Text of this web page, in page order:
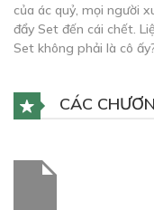
của ác quỷ, mọi người
đẩy Set đến cái chết.
Set không phải là cô
CÁC